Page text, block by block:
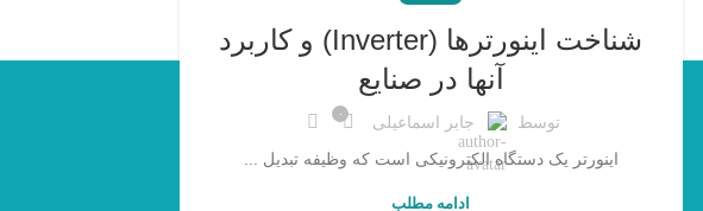
شناخت اینورترها (Inverter) و کاربرد
آنها در صنایع
توسط جابر اسماعیلی ۰
اینورتر یک دستگاه الکترونیکی است که وظیفه تبدیل ...
ادامه مطلب